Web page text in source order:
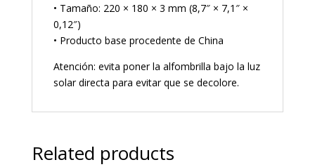
• Tamaño: 220 × 180 × 3 mm (8,7″ × 7,1″ ×
0,12″)
• Producto base procedente de China
Atención: evita poner la alfombrilla bajo la luz
solar directa para evitar que se decolore.
Related products